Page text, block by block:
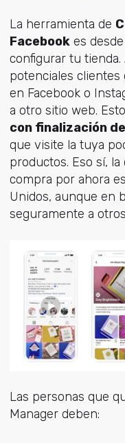
La herramienta de
Facebookes
configurar tu
potenciales
en Facebook o
a otro sitio web.
con finalización
que visite la tuya
productos. Eso sí,
compra por ahora
Unidos, aunque en
seguramente a
Las personas que
Manager deben: